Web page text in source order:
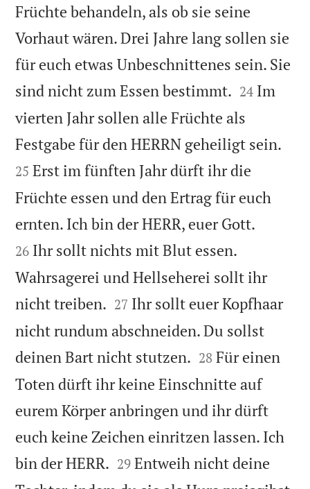
Früchte behandeln, als ob sie seine
Vorhaut wären. Drei Jahre lang sollen sie
für euch etwas Unbeschnittenes sein. Sie
sind nicht zum Essen bestimmt. 

24 Im
vierten Jahr sollen alle Früchte als
Festgabe für den HERRN geheiligt sein.
25 Erst im fünften Jahr dürft ihr die
Früchte essen und den Ertrag für euch
ernten. Ich bin der HERR, euer Gott.
26 Ihr sollt nichts mit Blut essen.
Wahrsagerei und Hellseherei sollt ihr
nicht treiben. 

27 Ihr sollt euer Kopfhaar
nicht rundum abschneiden. Du sollst
deinen Bart nicht stutzen. 

28 Für einen
Toten dürft ihr keine Einschnitte auf
eurem Körper anbringen und ihr dürft
euch keine Zeichen einritzen lassen. Ich
bin der HERR. 

29 Entweih nicht deine